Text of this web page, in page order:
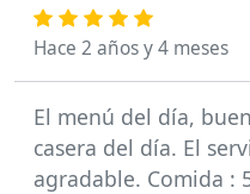
Hace 2 años y 4 meses
El menú del día,
casera del día. El
agradable. Comida :